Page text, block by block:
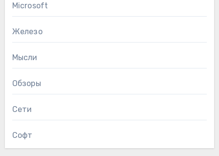
Microsoft
Железо
Мысли
Обзоры
Сети
Софт